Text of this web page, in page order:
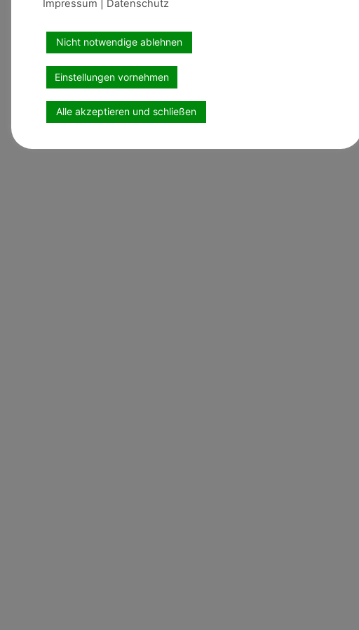
Impressum
Datenschutz
Nicht notwendige ablehnen
Einstellungen vornehmen
Alle akzeptieren und schließen